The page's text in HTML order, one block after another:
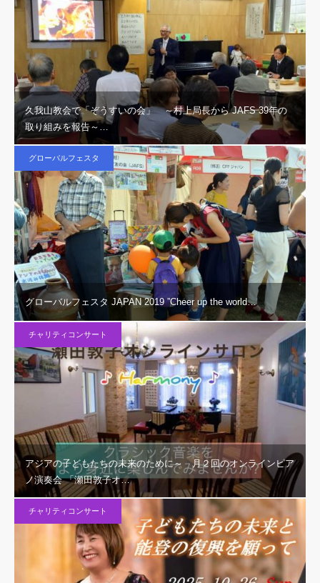
久我山教会で「ぞうすいの会」 ～村上局長から JAFS 39年の
取り組みを報告～…
グローバルフェスタ
グローバルフェスタ JAPAN 2019 ”Cheer up the world…
チャリティコンサート
アジアの子どもたちの未来のために～ 月２回のオンラインピア
ノ演奏会 「瀬田敦子オ…
チャリティコンサート